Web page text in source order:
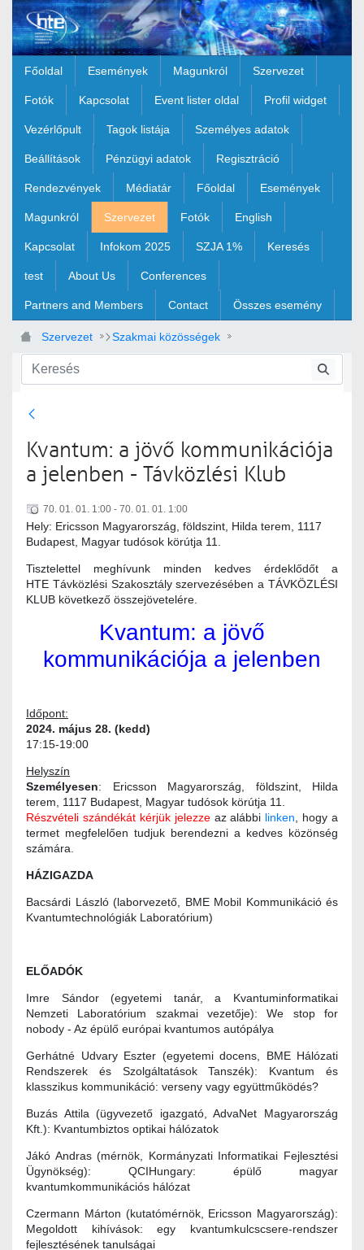
Ugrás a fő tartalomhoz
Főoldal Események Magunkról Szervezet
Fotók Kapcsolat Event lister oldal Profil widget
Vezérlőpult Tagok listája Személyes adatok
Beállítások Pénzügyi adatok Regisztráció
Rendezvények Médiatár Főoldal Események
Magunkról Szervezet Fotók English
Kapcsolat Infokom 2025 SZJA 1% Keresés
test About Us Conferences
Partners and Members Contact Összes esemény
Szervezet Szakmai közösségek
Távközlési szakosztály
Kvantum: a jövő kommunikációja
a jelenben - Távközlési Klub
70. 01. 01. 1:00 - 70. 01. 01. 1:00
Hely: Ericsson Magyarország, földszint, Hilda terem, 1117
Budapest, Magyar tudósok körútja 11.
Tisztelettel meghívunk minden kedves érdeklődőt a
HTE Távközlési Szakosztály szervezésében a TÁVKÖZLÉSI
KLUB következő összejövetelére.
Kvantum: a jövő
kommunikációja a jelenben
Időpont:
2024. május 28. (kedd)
17:15-19:00
Helyszín
Személyesen: Ericsson Magyarország, földszint, Hilda
terem, 1117 Budapest, Magyar tudósok körútja 11.
Részvételi szándékát kérjük jelezzeaz alábbi linken, hogy a
termet megfelelően tudjuk berendezni a kedves közönség
számára.
HÁZIGAZDA
Bacsárdi László (laborvezető, BME Mobil Kommunikáció és
Kvantumtechnológiák Laboratórium)
ELŐADÓK
Imre Sándor (egyetemi tanár, a Kvantuminformatikai
Nemzeti Laboratórium szakmai vezetője): We stop for
nobody - Az épülő európai kvantumos autópálya
Gerhátné Udvary Eszter (egyetemi docens, BME Hálózati
Rendszerek és Szolgáltatások Tanszék): Kvantum és
klasszikus kommunikáció: verseny vagy együttműködés?
Buzás Attila (ügyvezető igazgató, AdvaNet Magyarország
Kft.): Kvantumbiztos optikai hálózatok
Jákó Andras (mérnök, Kormányzati Informatikai Fejlesztési
Ügynökség): QCIHungary: épülő magyar
kvantumkommunikációs hálózat
Czermann Márton (kutatómérnök, Ericsson Magyarország):
Megoldott kihívások: egy kvantumkulcscsere-rendszer
fejlesztésének tanulságai